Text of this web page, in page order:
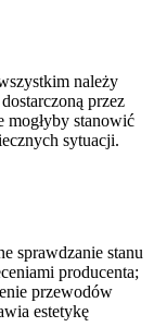
należy
przez
mogłyby stanowić
sytuacji.
sprawdzanie stanu
producenta;
przewodów
estetykę